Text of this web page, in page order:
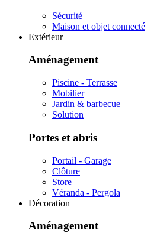
Sécurité
Maison et objet connecté
Extérieur
Aménagement
Piscine - Terrasse
Mobilier
Jardin & barbecue
Solution
Portes et abris
Portail - Garage
Clôture
Store
Véranda - Pergola
Décoration
Aménagement